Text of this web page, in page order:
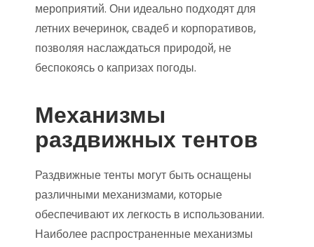
мероприятий. Они идеально подходят для
летних вечеринок, свадеб и корпоративов,
позволяя наслаждаться природой, не
беспокоясь о капризах погоды.
Механизмы
раздвижных тентов
Раздвижные тенты могут быть оснащены
различными механизмами, которые
обеспечивают их легкость в использовании.
Наиболее распространенные механизмы